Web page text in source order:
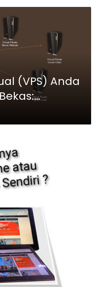
(VPS) Anda
Proxmox